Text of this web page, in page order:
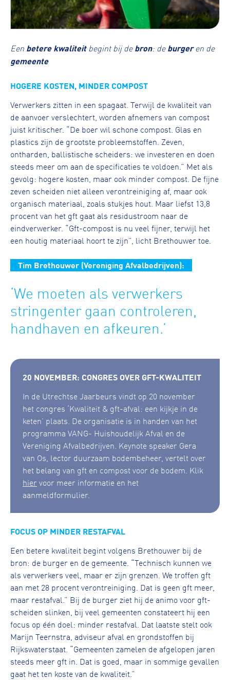
Een betere kwaliteitbegint bij debron: deburgeren de
gemeente
HOGERE KOSTEN, MINDER COMPOST
Verwerkers zitten in een spagaat. Terwijl de kwaliteit van
de aanvoer verslechtert, worden afnemers van compost
juist kritischer. “De boer wil schone compost. Glas en
plastics zijn de grootste probleemstoffen. Zeven,
ontharden, ballistische scheiders: we investeren en doen
steeds meer om aan de specificaties te voldoen.” Met als
gevolg: hogere kosten, maar ook minder compost. De fijne
zeven scheiden niet alleen verontreiniging af, maar ook
organisch materiaal, zoals stukjes hout. Maar liefst 13,8
procent van het gft gaat als residustroom naar de
eindverwerker. “Gft-compost is nu veel fijner, terwijl het
een houtig materiaal hoort te zijn”, licht Brethouwer toe.
Tim Brethouwer (Vereniging Afvalbedrijven):
‘We moeten als verwerkers
stringenter gaan controleren,
handhaven en afkeuren.’
20 NOVEMBER: CONGRES OVER GFT-KWALITEIT
In de Utrechtse Jaarbeurs vindt op 20 november
het congres ‘Kwaliteit & gft-afval: een kijkje in de
keten’ plaats. De organisatie is in handen van het
programma VANG- Huishoudelijk Afval en de
Vereniging Afvalbedrijven. Keynote speaker Gera
van Os, lector duurzaam bodembeheer, vertelt over
het belang van gft en compost voor de bodem. Klik
hiervoor meer informatie en het
aanmeldformulier.
FOCUS OP MINDER RESTAFVAL
Een betere kwaliteit begint volgens Brethouwer bij de
bron: de burger en de gemeente. “Technisch kunnen we
als verwerkers veel, maar er zijn grenzen. We troffen gft
aan met 28 procent verontreiniging. Dat is geen gft meer,
maar restafval.” Bij de burger ziet hij de animo voor gft-
scheiden slinken, bij veel gemeenten constateert hij een
focus op één doel: minder restafval. Dat laatste stelt ook
Marijn Teernstra, adviseur afval en grondstoffen bij
Rijkswaterstaat. “Gemeenten zamelen de afgelopen jaren
steeds meer gft in. Dat is goed, maar in sommige gevallen
gaat het ten koste van de kwaliteit.”